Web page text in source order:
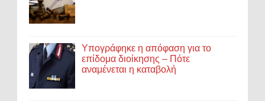
Υπογράφηκε η απόφαση για το
επίδομα διοίκησης – Πότε
αναμένεται η καταβολή